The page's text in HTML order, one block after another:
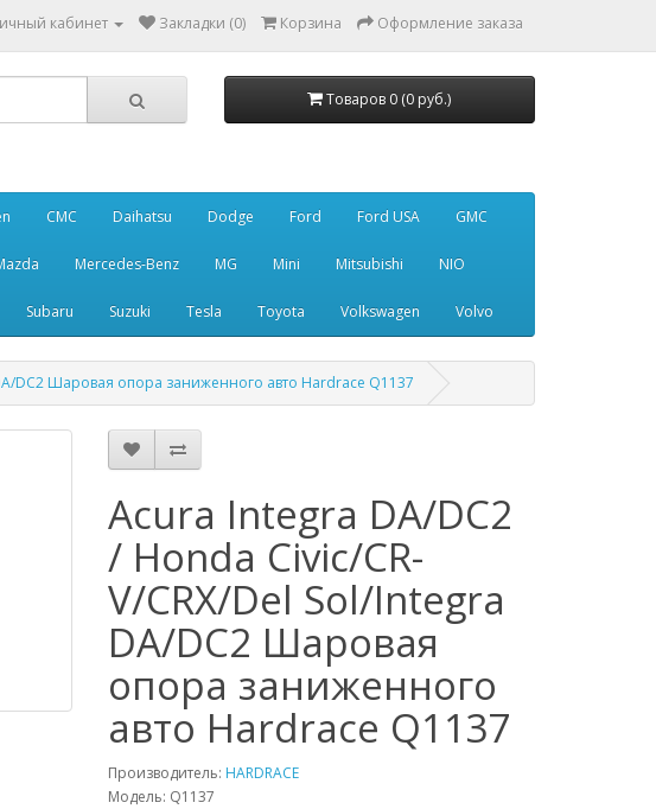
кабинет Закладки (0) Корзина Оформление заказа
Товаров 0 (0 руб.)
CMC Daihatsu Dodge Ford Ford USA GMC
Mercedes-Benz MG Mini Mitsubishi NIO
Subaru Suzuki Tesla Toyota Volkswagen Volvo
DC2 Шаровая опора заниженного авто Hardrace Q1137
Acura Integra DA/DC2
/ Honda Civic/CR-
V/CRX/Del Sol/Integra
DA/DC2 Шаровая
опора заниженного
авто Hardrace Q1137
Производитель: HARDRACE
Модель: Q1137